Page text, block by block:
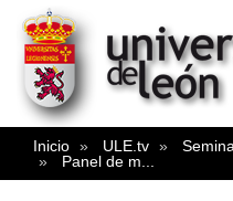
Inicio ULE.tv
Panel de m